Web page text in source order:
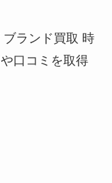
ランド買取 時
口コミを取得